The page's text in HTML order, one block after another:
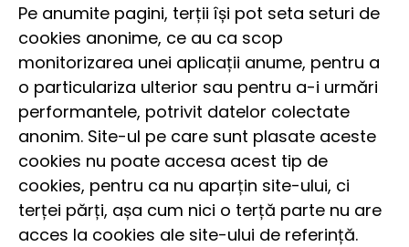
Pe anumite pagini, terții își pot seta seturi de
cookies anonime, ce au ca scop
monitorizarea unei aplicații anume, pentru a
o particulariza ulterior sau pentru a-i urmări
performantele, potrivit datelor colectate
anonim. Site-ul pe care sunt plasate aceste
cookies nu poate accesa acest tip de
cookies, pentru ca nu aparțin site-ului, ci
terței părți, așa cum nici o terță parte nu are
acces la cookies ale site-ului de referință.